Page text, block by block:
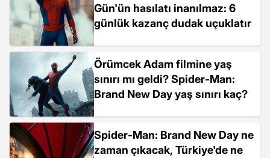
Gün'ün hasılatı inanılmaz: 6
günlük kazanç dudak uçuklatır
Örümcek Adam filmine yaş
sınırı mı geldi? Spider-Man:
Brand New Day yaş sınırı kaç?
Spider-Man: Brand New Day ne
zaman çıkacak, Türkiye'de ne